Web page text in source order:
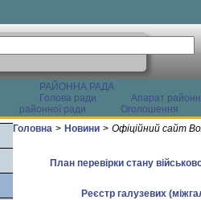
РАЙОННА РАДА
Голова ради
Апарат
районної ради
Оголошення
Головна > Новини > Офіційний сайт
План перевірки стану
Реєстр галузевих